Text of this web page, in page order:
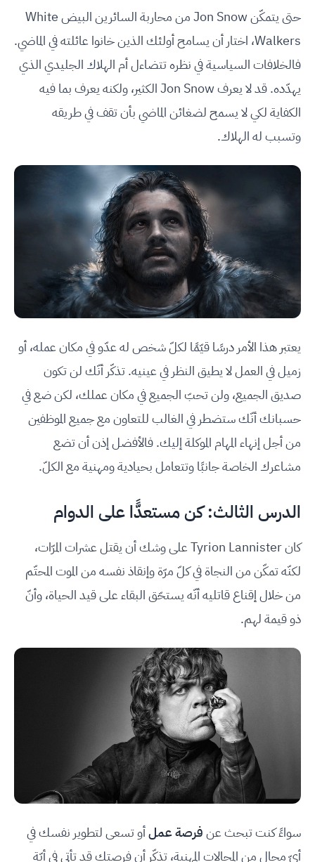
حتى يتمكّن Jon Snow من محاربة السائرين البيض White
Walkers، اختار أن يسامح أولئك الذين خانوا عائلته في الماضي.
فالخلافات السياسية في نظره تتضاءل أم الهلاك الجليدي الذي
يهدّده. قد لا يعرف Jon Snow الكثير، ولكنه يعرف بما فيه
الكفاية لكي لا يسمح لضغائن الماضي بأن تقف في طريقه
وتسبب له الهلاك.
يعتبر هذا الأمر درسًا قيّمًا لكلّ شخص له عدّو في مكان عمله، أو
زميل في العمل لا يطيق النظر في عينيه. تذكّر أنّك لن تكون
صديق الجميع، ولن تحبّ الجميع في مكان عملك، لكن ضع في
حسبانك أنّك ستضطر في الغالب للتعاون مع جميع الموظفين
من أجل إنهاء المهام الموكلة إليك. فالأفضل إذن أن تضع
مشاعرك الخاصة جانبًا وتتعامل بحيادية ومهنية مع الكلّ.
الدرس الثالث: كن مستعدًّا على الدوام
كان Tyrion Lannister على وشك أن يقتل عشرات المرّات،
لكنّه تمكّن من النجاة في كلّ مرّة وإنقاذ نفسه من الموت المحتّم
من خلال إقناع قاتليه أنّه يستحّق البقاء على قيد الحياة، وأنّ
ذو قيمة لهم.
سواءً كنت تبحث عنفرصة عملأو تسعى لتطوير نفسك في
أيّ مجال من المجالات المهنية، تذكّر أن فرصتك قد تأتي في أيّة